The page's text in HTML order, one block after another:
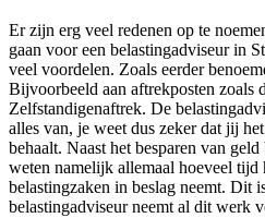
Er zijn erg veel redenen op te
gaan voor een belastingadviseur in
veel voordelen. Zoals eerder
Bijvoorbeeld aan aftrekposten zoals
Zelfstandigenaftrek. De
alles van, je weet dus zeker dat jij
behaalt. Naast het besparen van
weten namelijk allemaal hoeveel tijd
belastingzaken in beslag neemt. Dit
belastingadviseur neemt al dit werk